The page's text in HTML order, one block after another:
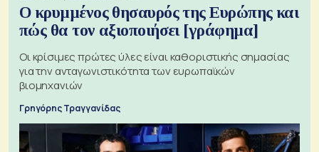
Ο κρυμμένος θησαυρός της Ευρώπης και
πώς θα τον αξιοποιήσει [γράφημα]
Οι κρίσιμες πρώτες ύλες είναι καθοριστικής σημασίας
για την ανταγωνιστικότητα των ευρωπαϊκών
βιομηχανιών
Γρηγόρης Τραγγανίδας